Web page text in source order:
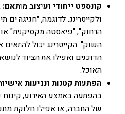
קונספט ייחודי ועיצוב מותאם:
ולקייטרינג. לדוגמה, "חגיגה ים
הרחוק", "פיאסטה מקסיקנית"
השוק". הקייטרינג יכול
הדוכנים ואפילו את הציוד
האוכל.
הפתעות קטנות ונגיעות
בהפתעה באמצע האירוע,
של החברה, או אפילו חלוקת